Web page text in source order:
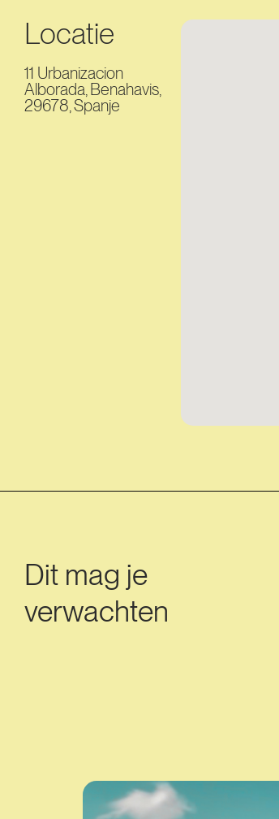
Locatie
11 Urbanizacion
Alborada, Benahavis,
29678, Spanje
Dit mag je
verwachten